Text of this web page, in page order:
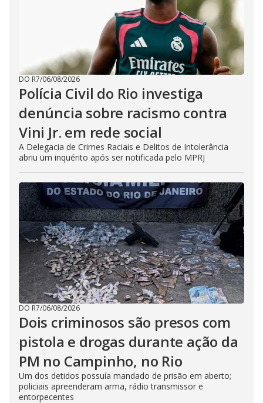
DO R7/06/08/2026
Polícia Civil do Rio investiga
denúncia sobre racismo contra
Vini Jr. em rede social
A Delegacia de Crimes Raciais e Delitos de Intolerância
abriu um inquérito após ser notificada pelo MPRJ
DO R7/06/08/2026
Dois criminosos são presos com
pistola e drogas durante ação da
PM no Campinho, no Rio
Um dos detidos possuía mandado de prisão em aberto;
policiais apreenderam arma, rádio transmissor e
entorpecentes